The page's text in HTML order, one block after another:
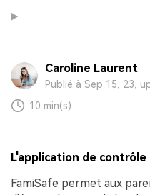
Caroline Laurent
Publié à Sep 15, 23,
10 min(s)
L'application de
FamiSafe permet aux